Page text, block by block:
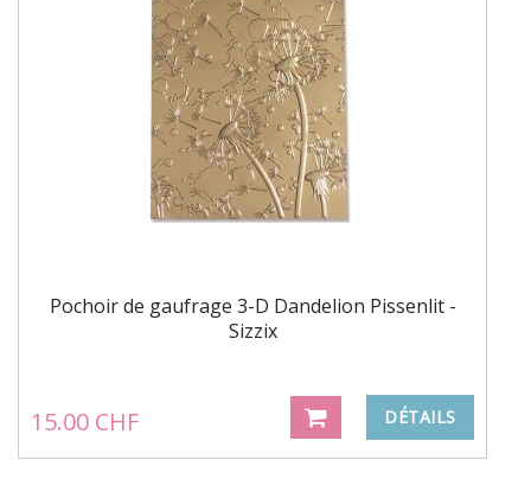
Pochoir de gaufrage 3-D Dandelion Pissenlit -
Sizzix
15.00 CHF DÉTAILS